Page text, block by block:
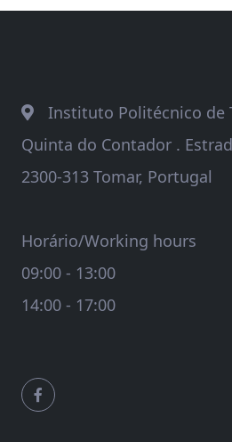
Instituto Politécnico de
Quinta do Contador .
2300-313 Tomar, Portugal
Horário/Working hours
09:00 - 13:00
14:00 - 17:00